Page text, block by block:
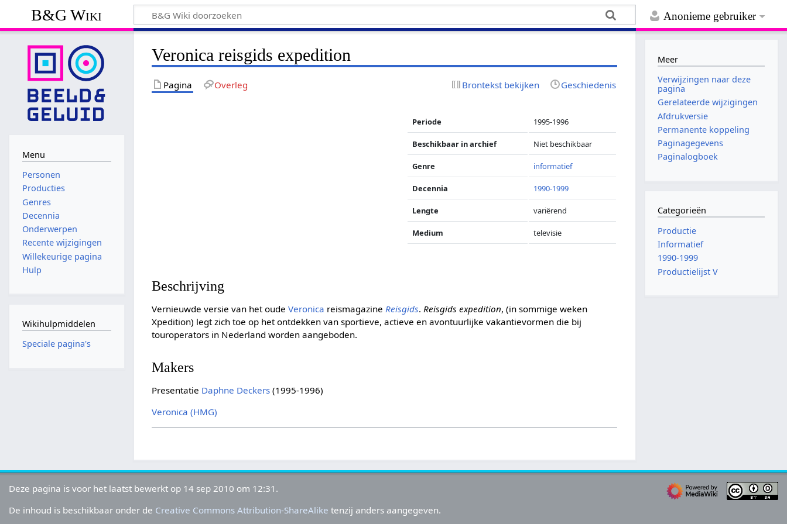
Anonieme gebruiker
B&G Wiki
Veronica reisgids expedition
Pagina Overleg Brontekst bekijken Geschiedenis
Periode 1995-1996
Beschikbaar in archief Niet beschikbaar
Genre informatief
Decennia 1990-1999
Lengte variërend
Medium televisie
Beschrijving
Vernieuwde versie van het oudeVeronica reismagazineReisgids.Reisgids expedition, (in sommige weken
Xpedition) legt zich toe op het ontdekken van sportieve, actieve en avontuurlijke vakantievormen die bij
touroperators in Nederland worden aangeboden.
Makers
Presentatie Daphne Deckers (1995-1996)
Veronica (HMG)
Menu
Personen
Producties
Genres
Decennia
Onderwerpen
Recente wijzigingen
Willekeurige pagina
Hulp
Wikihulpmiddelen
Speciale pagina's
Meer
Verwijzingen naar deze
pagina
Gerelateerde wijzigingen
Afdrukversie
Permanente koppeling
Paginagegevens
Paginalogboek
Categorieën
Productie
Informatief
1990-1999
Productielijst V
Deze pagina is voor het laatst bewerkt op 14 sep 2010 om 12:31.
De inhoud is beschikbaar onder de Creative Commons Attribution-ShareAlike tenzij anders aangegeven.